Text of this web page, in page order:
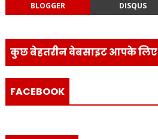
BLOGGER DISQUS
कुछ बेहतरीन वेबसाइट आपके लिए
FACEBOOK